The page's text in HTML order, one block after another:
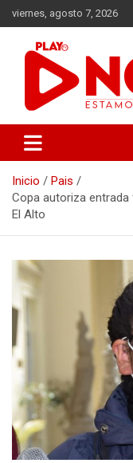
Saltar
al
contenido
viernes, agosto 7, 2026
Play
Inicio
Pais
Copa autoriza entrada
El Alto